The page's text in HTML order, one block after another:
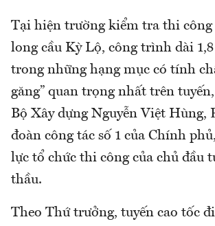
Tại hiện trường kiểm tra thi công
long cầu Kỳ Lộ, công trình dài
trong những hạng mục có tính
găng” quan trọng nhất trên
Bộ Xây dựng Nguyễn Việt Hùng,
đoàn công tác số 1 của Chính
lực tổ chức thi công của chủ đầu
thầu.
Theo Thứ trưởng, tuyến cao tốc